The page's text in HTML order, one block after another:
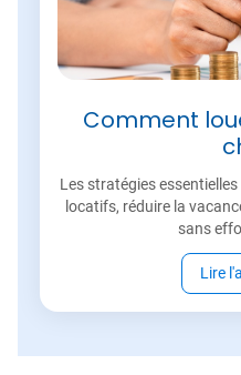
Comment
Les stratégies
locatifs, réduire la
sans
Lire